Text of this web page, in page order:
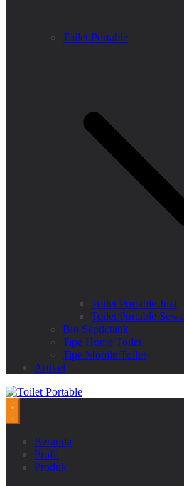
Toilet Portable
Toilet Portable Jual
Toilet Portable Sewa
Bio Septictank
Tipe Home Toilet
Tipe Mobile Toilet
Artikel
Beranda
Profil
Produk